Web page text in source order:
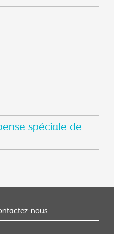
spéciale de
nous